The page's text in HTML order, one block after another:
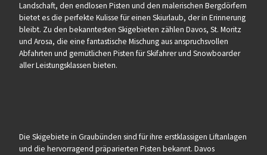
Landschaft, den endlosen Pisten und den malerischen Bergdörfern
bietet es die perfekte Kulisse für einen Skiurlaub, der in Erinnerung
bleibt. Zu den bekanntesten Skigebieten zählen Davos, St. Moritz
und Arosa, die eine fantastische Mischung aus anspruchsvollen
Abfahrten und gemütlichen Pisten für Skifahrer und Snowboarder
aller Leistungsklassen bieten.
Die Skigebiete in Graubünden sind für ihre erstklassigen Liftanlagen
und die hervorragend präparierten Pisten bekannt. Davos